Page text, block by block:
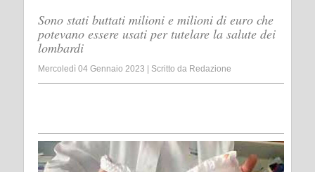
Sono stati buttati milioni e milioni di euro che
potevano essere usati per tutelare la salute dei
lombardi
Mercoledì 04 Gennaio 2023 Scritto da Redazione